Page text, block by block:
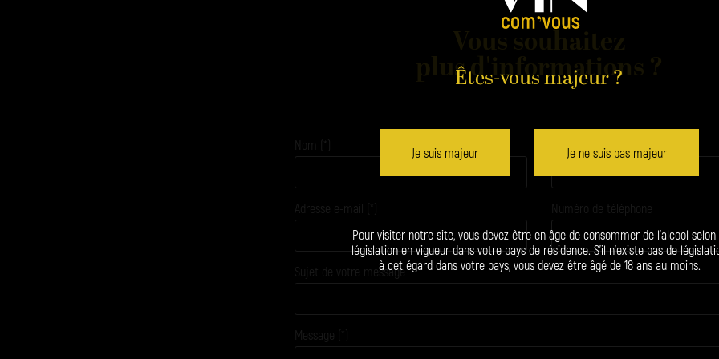
Êtes-vous majeur ?
Je suis majeur Je ne suis pas majeur
Pour visiter notre site, vous devez être en âge de consommer de l’alcool selon
législation en vigueur dans votre pays de résidence. S’il n’existe pas de
à cet égard dans votre pays, vous devez être âgé de 18 ans au moins.
plus d'informations ?
Nom (*)
Adresse e-mail (*) Numéro de téléphone
Sujet de votre message
Message (*)